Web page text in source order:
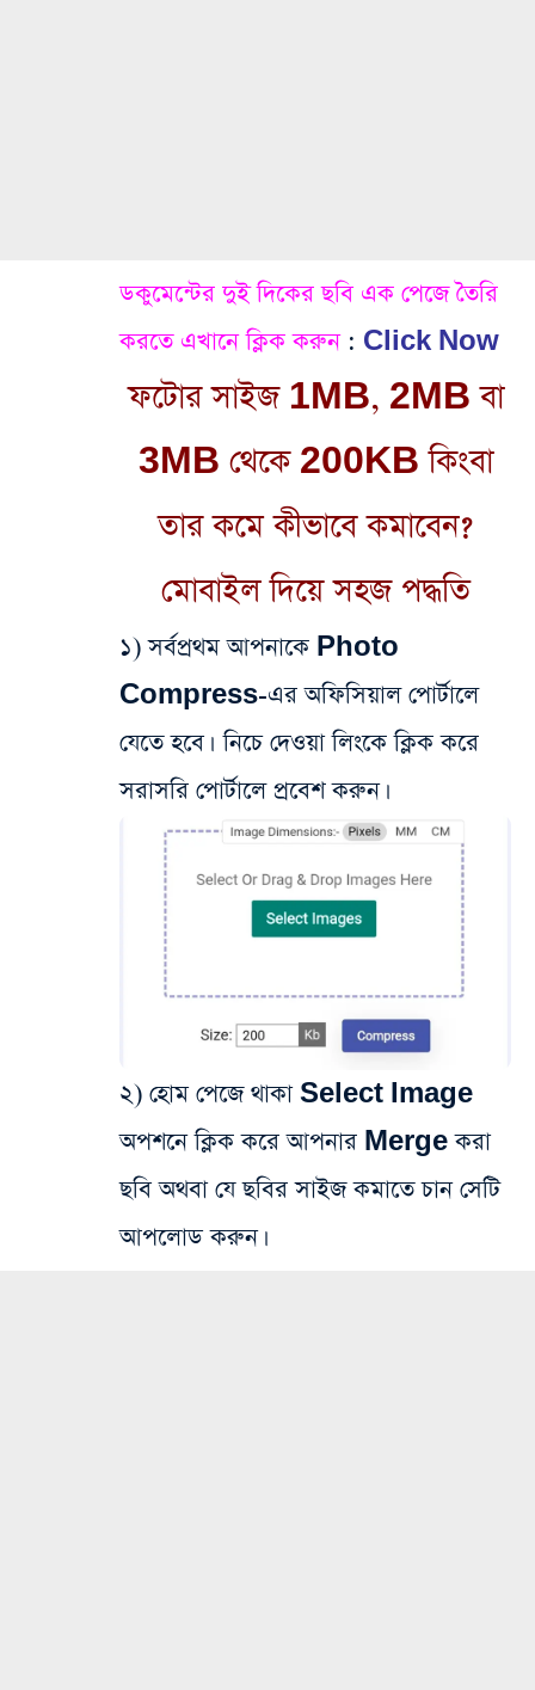
ডকুমেন্টের দুই দিকের ছবি এক পেজে তৈরি
করতে এখানে ক্লিক করুন: Click Now
ফটোর সাইজ 1MB, 2MB বা
3MB থেকে 200KB কিংবা
তার কমে কীভাবে কমাবেন?
মোবাইল দিয়ে সহজ পদ্ধতি
১) সর্বপ্রথম আপনাকে Photo
Compress-এর অফিসিয়াল পোর্টালে
যেতে হবে। নিচে দেওয়া লিংকে ক্লিক করে
সরাসরি পোর্টালে প্রবেশ করুন।
২) হোম পেজে থাকা Select Image
অপশনে ক্লিক করে আপনার Merge করা
ছবি অথবা যে ছবির সাইজ কমাতে চান সেটি
আপলোড করুন।